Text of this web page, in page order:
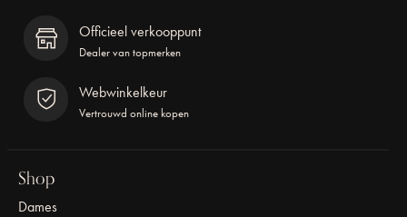
Officieel verkooppunt
Dealer van topmerken
Webwinkelkeur
Vertrouwd online kopen
Shop
Dames